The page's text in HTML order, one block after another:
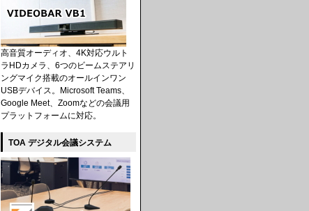
高音質オーディオ、4K対応ウルト
ラHDカメラ、6つのビームステアリ
ングマイク搭載のオールインワン
USBデバイス。Microsoft Teams、
Google Meet、Zoomなどの会議用
プラットフォームに対応。
TOA デジタル会議システム